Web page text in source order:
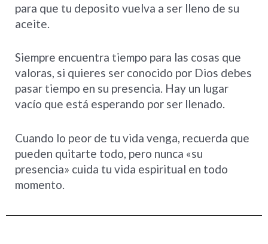
para que tu deposito vuelva a ser lleno de su
aceite.
Siempre encuentra tiempo para las cosas que
valoras, si quieres ser conocido por Dios debes
pasar tiempo en su presencia. Hay un lugar
vacío que está esperando por ser llenado.
Cuando lo peor de tu vida venga, recuerda que
pueden quitarte todo, pero nunca «su
presencia» cuida tu vida espiritual en todo
momento.